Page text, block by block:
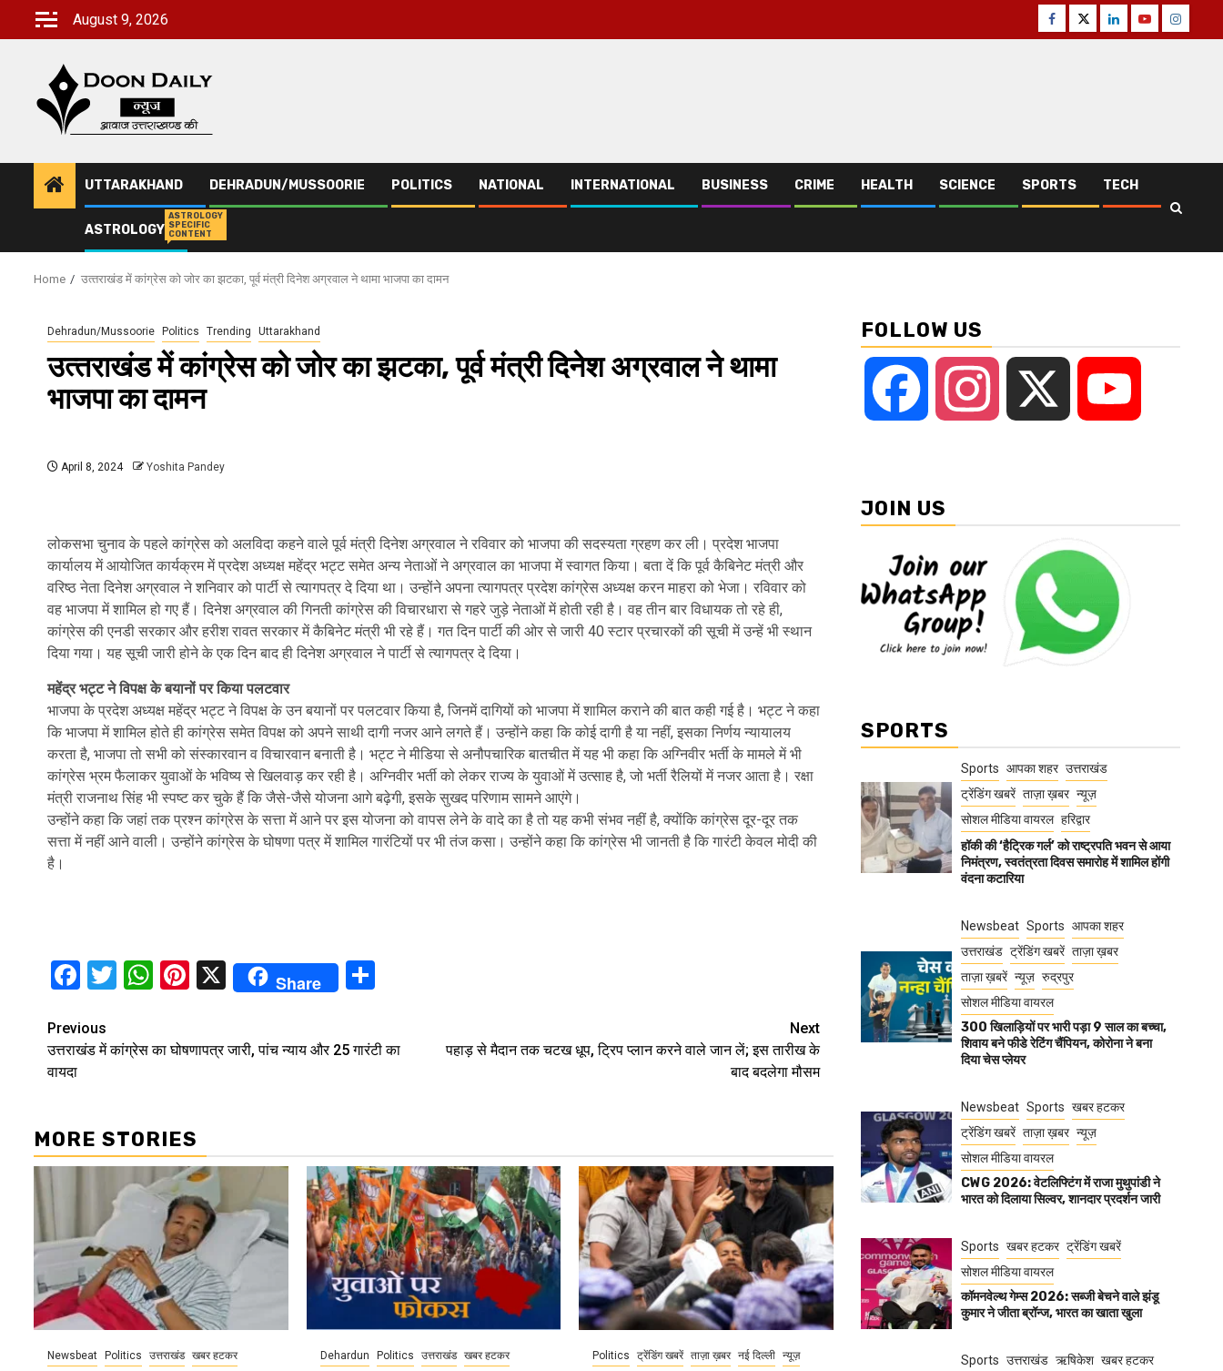
August 9, 2026 Facebook
TwitterLinkedinYoutube
UTTARAKHAND DEHRADUN/MUSSOORIE POLITICS NATIONAL INTERNATIONAL BUSINESS CRIME HEALTH SCIENCE SPORTS TECH
ASTROLOGY
ASTROLOGY
SPECIFIC
CONTENT
Home उत्‍तराखंड में कांग्रेस को जोर का झटका, पूर्व मंत्री दिनेश अग्रवाल ने थामा भाजपा का दामन
Dehradun/Mussoorie Politics Trending Uttarakhand
उत्‍तराखंड में कांग्रेस को जोर का झटका, पूर्व मंत्री दिनेश अग्रवाल ने थामा
भाजपा का दामन
April 8, 2024 Yoshita Pandey
लोकसभा चुनाव के पहले कांग्रेस को अलविदा कहने वाले पूर्व मंत्री दिनेश अग्रवाल ने रविवार को भाजपा की सदस्यता ग्रहण कर ली। प्रदेश भाजपा
कार्यालय में आयोजित कार्यक्रम में प्रदेश अध्यक्ष महेंद्र भट्ट समेत अन्य नेताओं ने अग्रवाल का भाजपा में स्वागत किया। बता दें कि पूर्व कैबिनेट मंत्री और
वरिष्ठ नेता दिनेश अग्रवाल ने शनिवार को पार्टी से त्यागपत्र दे दिया था। उन्होंने अपना त्यागपत्र प्रदेश कांग्रेस अध्यक्ष करन माहरा को भेजा। रविवार को
वह भाजपा में शामिल हो गए हैं। दिनेश अग्रवाल की गिनती कांग्रेस की विचारधारा से गहरे जुड़े नेताओं में होती रही है। वह तीन बार विधायक तो रहे ही,
कांग्रेस की एनडी सरकार और हरीश रावत सरकार में कैबिनेट मंत्री भी रहे हैं। गत दिन पार्टी की ओर से जारी 40 स्टार प्रचारकों की सूची में उन्हें भी स्थान
दिया गया। यह सूची जारी होने के एक दिन बाद ही दिनेश अग्रवाल ने पार्टी से त्यागपत्र दे दिया।
महेंद्र भट्ट ने विपक्ष के बयानों पर किया पलटवार
भाजपा के प्रदेश अध्यक्ष महेंद्र भट्ट ने विपक्ष के उन बयानों पर पलटवार किया है, जिनमें दागियों को भाजपा में शामिल कराने की बात कही गई है। भट्ट ने कहा
कि भाजपा में शामिल होते ही कांग्रेस समेत विपक्ष को अपने साथी दागी नजर आने लगते हैं। उन्होंने कहा कि कोई दागी है या नहीं, इसका निर्णय न्यायालय
करता है, भाजपा तो सभी को संस्कारवान व विचारवान बनाती है। भट्ट ने मीडिया से अनौपचारिक बातचीत में यह भी कहा कि अग्निवीर भर्ती के मामले में भी
कांग्रेस भ्रम फैलाकर युवाओं के भविष्य से खिलवाड़ कर रही है। अग्निवीर भर्ती को लेकर राज्य के युवाओं में उत्साह है, जो भर्ती रैलियों में नजर आता है। रक्षा
मंत्री राजनाथ सिंह भी स्पष्ट कर चुके हैं कि जैसे-जैसे योजना आगे बढ़ेगी, इसके सुखद परिणाम सामने आएंगे।
उन्होंने कहा कि जहां तक प्रश्न कांग्रेस के सत्ता में आने पर इस योजना को वापस लेने के वादे का है तो यह कभी संभव नहीं है, क्योंकि कांग्रेस दूर-दूर तक
सत्ता में नहीं आने वाली। उन्होंने कांग्रेस के घोषणा पत्र में शामिल गारंटियों पर भी तंज कसा। उन्होंने कहा कि कांग्रेस भी जानती है कि गारंटी केवल मोदी की
है।
Facebook
Twitter
WhatsApp
Pinterest
X Share
Continue
Reading
Previous
उत्तराखंड में कांग्रेस का घोषणापत्र जारी, पांच न्याय और 25 गारंटी का
वायदा
Next
पहाड़ से मैदान तक चटख धूप, ट्रिप प्लान करने वाले जान लें; इस तारीख के
बाद बदलेगा मौसम
MORE STORIES
Newsbeat Politics उत्तराखंड खबर हटकर
Dehardun Politics उत्तराखंड खबर हटकर
Politics ट्रेंडिंग खबरें ताज़ा ख़बर नई दिल्ली न्यूज़
FOLLOW US
Facebook Instagram
JOIN US
SPORTS
Sports आपका शहर उत्तराखंड
ट्रेंडिंग खबरें ताज़ा ख़बर न्यूज़
सोशल मीडिया वायरल हरिद्वार
हॉकी की ‘हैट्रिक गर्ल’ को राष्ट्रपति भवन से आया
निमंत्रण, स्वतंत्रता दिवस समारोह में शामिल होंगी
वंदना कटारिया
Newsbeat Sports आपका शहर
उत्तराखंड ट्रेंडिंग खबरें ताज़ा ख़बर
ताज़ा ख़बरें न्यूज़ रुद्रपुर
सोशल मीडिया वायरल
300 खिलाड़ियों पर भारी पड़ा 9 साल का बच्चा,
शिवाय बने फीडे रेटिंग चैंपियन, कोरोना ने बना
दिया चेस प्लेयर
Newsbeat Sports खबर हटकर
ट्रेंडिंग खबरें ताज़ा ख़बर न्यूज़
सोशल मीडिया वायरल
CWG 2026: वेटलिफ्टिंग में राजा मुथुपांडी ने
भारत को दिलाया सिल्वर, शानदार प्रदर्शन जारी
Sports खबर हटकर ट्रेंडिंग खबरें
सोशल मीडिया वायरल
कॉमनवेल्थ गेम्स 2026: सब्जी बेचने वाले झंडू
कुमार ने जीता ब्रॉन्ज, भारत का खाता खुला
Sports उत्तराखंड ऋषिकेश खबर हटकर